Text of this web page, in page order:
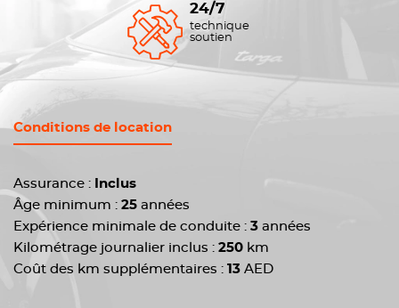
24/7
technique
soutien
Conditions de location
Assurance :
Inclus
Âge minimum : 25 années
Expérience minimale de conduite : 3 années
Kilométrage journalier inclus : 250 km
Coût des km supplémentaires : 13 AED